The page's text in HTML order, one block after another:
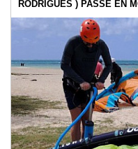
RODRIGUES ) PASSE EN